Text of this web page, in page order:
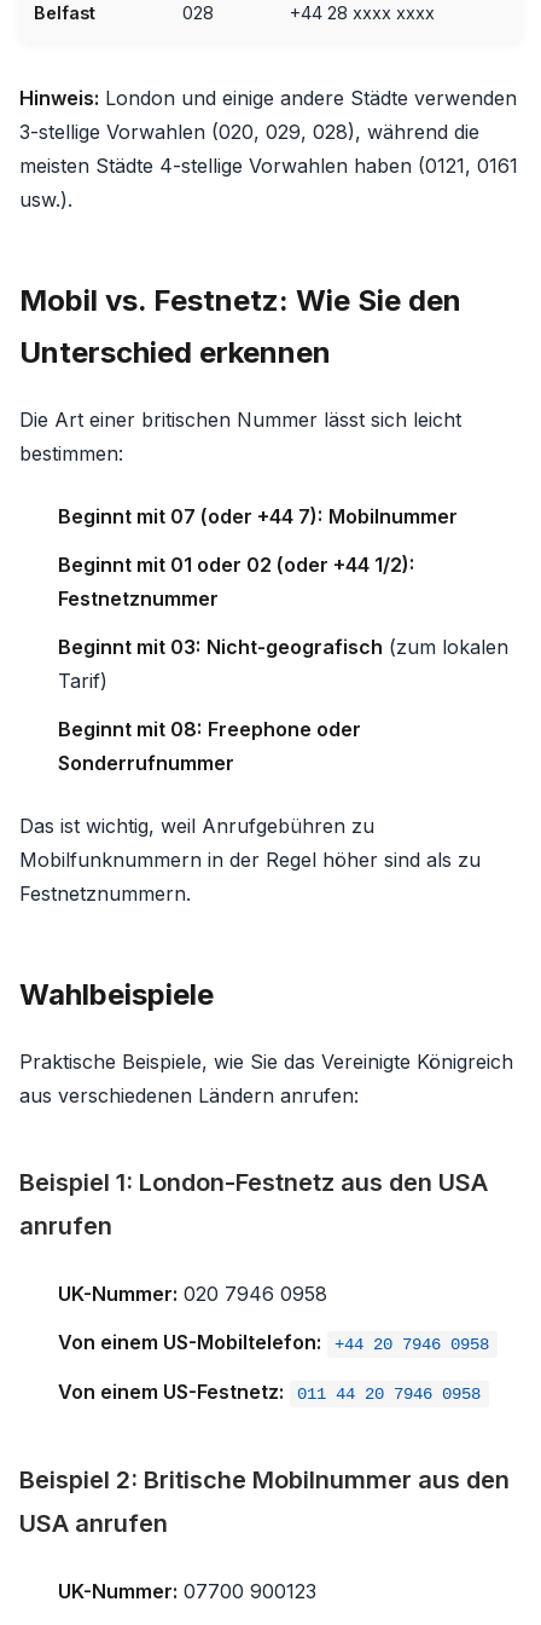
Belfast 028 +44 28 xxxx xxxx
Hinweis: London und einige andere Städte verwenden
3-stellige Vorwahlen (020, 029, 028), während die
meisten Städte 4-stellige Vorwahlen haben (0121, 0161
usw.).
Mobil vs. Festnetz: Wie Sie den
Unterschied erkennen
Die Art einer britischen Nummer lässt sich leicht
bestimmen:
Beginnt mit 07 (oder +44 7): Mobilnummer
Beginnt mit 01 oder 02 (oder +44 1/2):
Festnetznummer
Beginnt mit 03: Nicht-geografisch (zum lokalen
Tarif)
Beginnt mit 08: Freephone oder
Sonderrufnummer
Das ist wichtig, weil Anrufgebühren zu
Mobilfunknummern in der Regel höher sind als zu
Festnetznummern.
Wahlbeispiele
Praktische Beispiele, wie Sie das Vereinigte Königreich
aus verschiedenen Ländern anrufen:
Beispiel 1: London-Festnetz aus den USA
anrufen
UK-Nummer: 020 7946 0958
Von einem US-Mobiltelefon:
+44 20 7946 0958
Von einem US-Festnetz: 011 44 20 7946 0958
Beispiel 2: Britische Mobilnummer aus den
USA anrufen
UK-Nummer: 07700 900123